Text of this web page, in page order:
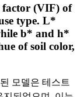
factor (VIF) of
type. L*
b* and h*
of soil color,
모델은 테스트